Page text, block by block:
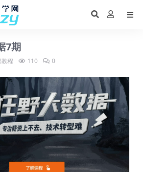
7期
程 110 0